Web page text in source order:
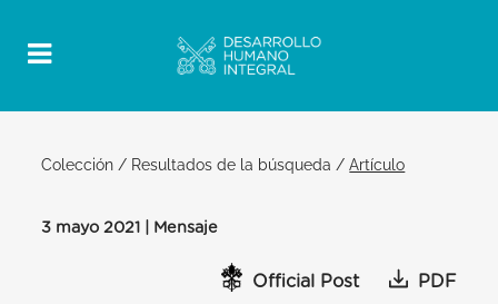
Colección / Resultados de la búsqueda /Artículo
3 mayo 2021 | Mensaje
Official Post PDF